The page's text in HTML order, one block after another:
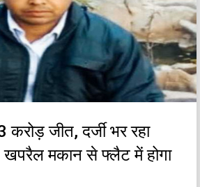
जीत, दर्जी भर रहा
खपरैल मकान से फ्लैट में होगा